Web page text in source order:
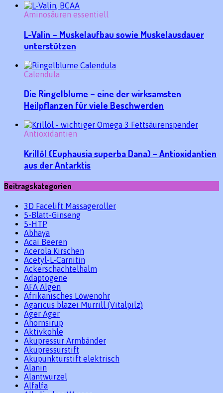
Aminosäuren essentiell
L-Valin – Muskelaufbau sowie Muskelausdauer
unterstützen
Calendula
Die Ringelblume – eine der wirksamsten
Heilpflanzen für viele Beschwerden
Antioxidantien
Krillöl (Euphausia superba Dana) – Antioxidantien
aus der Antarktis
Beitragskategorien
3D Facelift Massageroller
5-Blatt-Ginseng
5-HTP
Abhaya
Acai Beeren
Acerola Kirschen
Acetyl-L-Carnitin
Ackerschachtelhalm
Adaptogene
AFA Algen
Afrikanisches Löwenohr
Agaricus blazei Murrill (Vitalpilz)
Ager Ager
Ahornsirup
Aktivkohle
Akupressur Armbänder
Akupressurstift
Akupunkturstift elektrisch
Alanin
Alantwurzel
Alfalfa